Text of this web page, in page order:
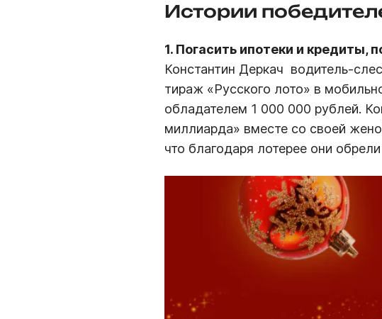
Истории
1. Погасить ипотеки и кредиты,
Константин Деркач  водитель-
тираж «Русского лото» в
обладателем 1 000 000 рублей.
миллиарда» вместе со своей
что благодаря лотерее они